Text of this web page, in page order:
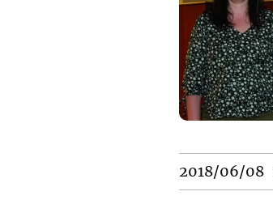
2018/06/08